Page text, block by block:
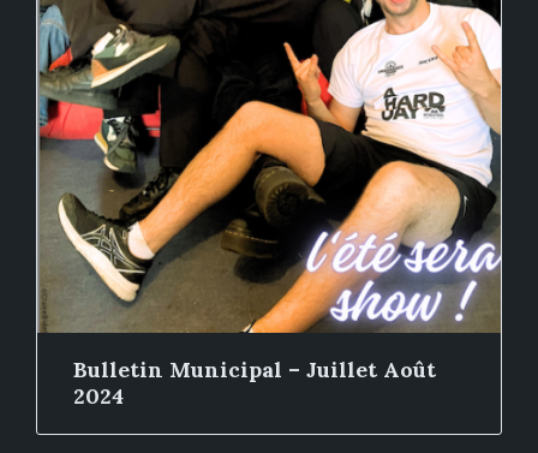
Bulletin Municipal – Juillet Août
2024